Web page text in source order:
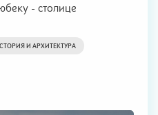
- столице
И АРХИТЕКТУРА